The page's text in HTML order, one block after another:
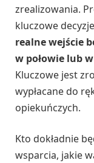
zrealizowania.
kluczowe
realne wejście
w połowie lub
Kluczowe jest
wypłacane do
opiekuńczych.
Kto dokładnie
wsparcia, jakie